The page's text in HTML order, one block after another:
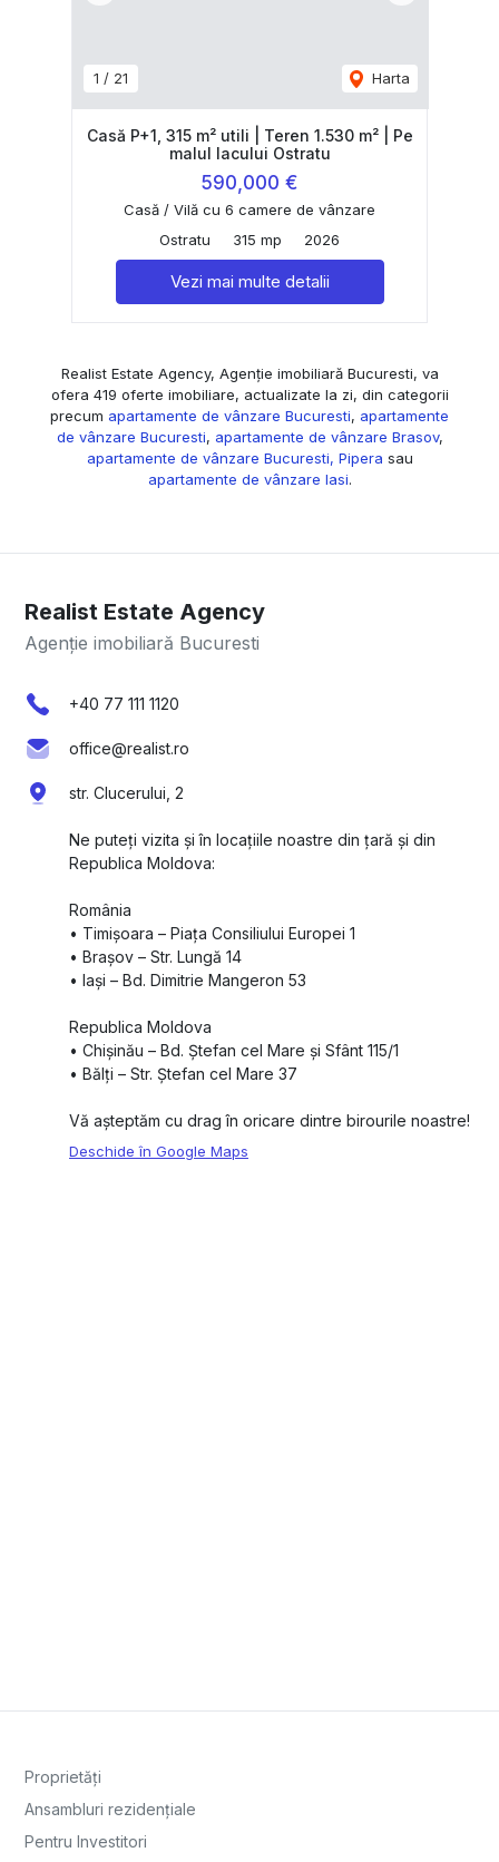
1 / 21 Harta
Casă P+1, 315 m² utili | Teren 1.530 m² | Pe
malul lacului Ostratu
590,000 €
Casă / Vilă cu 6 camere de vânzare
Ostratu
315 mp 2026
Vezi mai multe detalii
Realist Estate Agency, Agenție imobiliară Bucuresti, va
ofera 419 oferte imobiliare, actualizate la zi, din categorii
precum apartamente de vânzare Bucuresti, apartamente
de vânzare Bucuresti, apartamente de vânzare Brasov,
apartamente de vânzare Bucuresti, Pipera sau
apartamente de vânzare Iasi.
Realist Estate Agency
Agenție imobiliară Bucuresti
+40 77 111 1120
office@realist.ro
str. Clucerului, 2
Ne puteți vizita și în locațiile noastre din țară și din
Republica Moldova:
România
•⁠ ⁠Timișoara – Piața Consiliului Europei 1
•⁠ ⁠Brașov – Str. Lungă 14
•⁠ ⁠Iași – Bd. Dimitrie Mangeron 53
Republica Moldova
•⁠ ⁠Chișinău – Bd. Ștefan cel Mare și Sfânt 115/1
•⁠ ⁠Bălți – Str. Ștefan cel Mare 37
Vă așteptăm cu drag în oricare dintre birourile noastre!
Deschide în Google Maps
Proprietăți
Ansambluri rezidențiale
Pentru Investitori